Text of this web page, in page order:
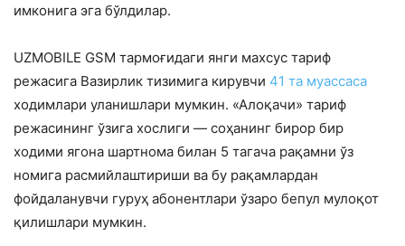
имконига эга бўлдилар.
UZMOBILE GSM тармоғидаги янги махсус тариф
режасига Вазирлик тизимига кирувчи 41 та муассаса
ходимлари уланишлари мумкин. «Алоқачи» тариф
режасининг ўзига хослиги — соҳанинг бирор бир
ходими ягона шартнома билан 5 тагача рақамни ўз
номига расмийлаштириши ва бу рақамлардан
фойдаланувчи гуруҳ абонентлари ўзаро бепул мулоқот
қилишлари мумкин.